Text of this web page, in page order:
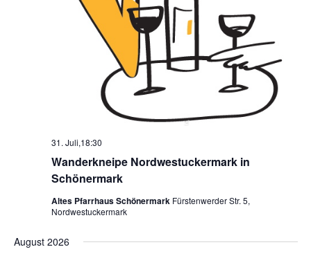
Wanderkneipe Nordwestuckermark in
Schönermark
31. Juli,18:30
Altes Pfarrhaus Schönermark Fürstenwerder Str. 5,
Nordwestuckermark
August 2026